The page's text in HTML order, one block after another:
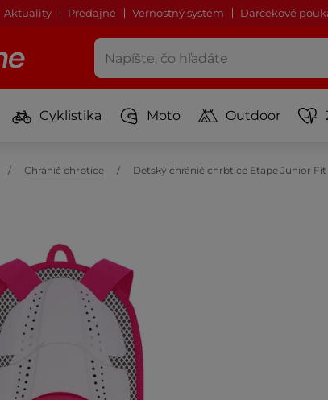
Aktuality Predajne Vernostný systém Darčekové
Cyklistika Moto Outdoor
Chránič chrbtice Detský chránič chrbtice Etape Junior